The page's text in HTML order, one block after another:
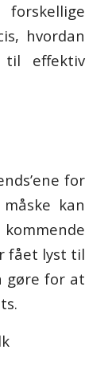
hvordan
til effektiv
for
kan
fået lyst til
gøre for at